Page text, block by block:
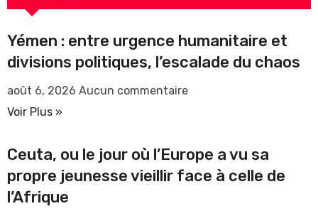
Yémen : entre urgence humanitaire et
divisions politiques, l’escalade du chaos
août 6, 2026 Aucun commentaire
Voir Plus »
Ceuta, ou le jour où l’Europe a vu sa
propre jeunesse vieillir face à celle de
l’Afrique